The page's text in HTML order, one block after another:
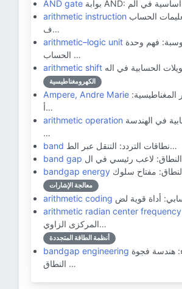
AND gate
arithmetic instruction
ف…
arithmetic–logic unit
الحساب …
arithmetic shift
الكهرومغناطيسية
Ampere, Andre Marie
أ…
arithmetic operation
…
band
نطاقات التردد: التنقل عبر الط…
band gap
bandgap energy
معالجة الإشارات
arithmetic coding
arithmetic radian center frequency
المركزى الزاوي…
أنظمة الطاقة المتجددة
bandgap engineering
النطاق …